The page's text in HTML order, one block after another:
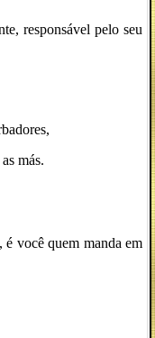
responsável pelo seu
más.
é você quem manda em